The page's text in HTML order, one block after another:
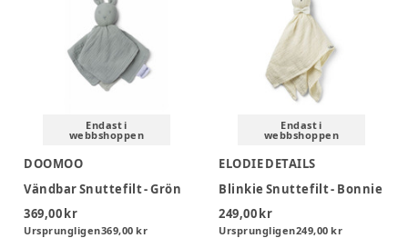
Endast i
webbshoppen
DOOMOO
Vändbar Snuttefilt - Grön
369,00 kr
Ursprungligen369,00 kr
Endast i
webbshoppen
ELODIE DETAILS
Blinkie Snuttefilt - Bonnie
249,00 kr
Ursprungligen249,00 kr